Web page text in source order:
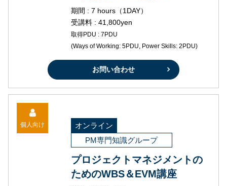
期間 : 7 hours（1DAY）
受講料 : 41,800yen
取得PDU : 7PDU
(Ways of Working: 5PDU, Power Skills: 2PDU)
お問い合わせ
個人向け
オンライン
PM専門知識グループ
プロジェクトマネジメントの
ためのWBS＆EVM講座